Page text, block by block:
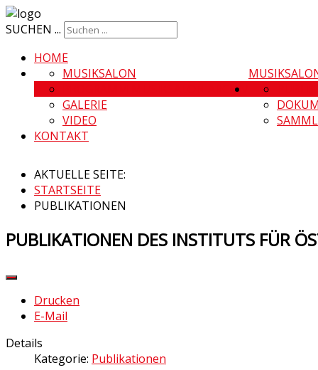
SUCHEN ...
HOME
MUSIKSALON
PROGRAMM MUSIKSALON ARCHIV
GALERIE
VIDEO
KONTAKT
AKTUELLE SEITE:
STARTSEITE
PUBLIKATIONEN
PUBLIKATIONEN DES INSTITUTS FÜR
Drucken
E-Mail
Details
Kategorie: Publikationen